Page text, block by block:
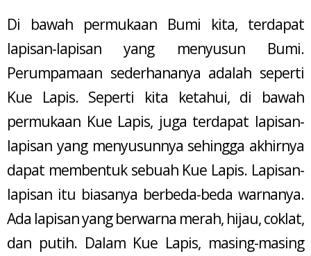
Di bawah permukaan Bumi kita, terdapat
lapisan-lapisan yang menyusun Bumi.
Perumpamaan sederhananya adalah seperti
Kue Lapis. Seperti kita ketahui, di bawah
permukaan Kue Lapis, juga terdapat lapisan-
lapisan yang menyusunnya sehingga akhirnya
dapat membentuk sebuah Kue Lapis. Lapisan-
lapisan itu biasanya berbeda-beda warnanya.
Ada lapisan yang berwarna merah, hijau, coklat,
dan putih. Dalam Kue Lapis, masing-masing